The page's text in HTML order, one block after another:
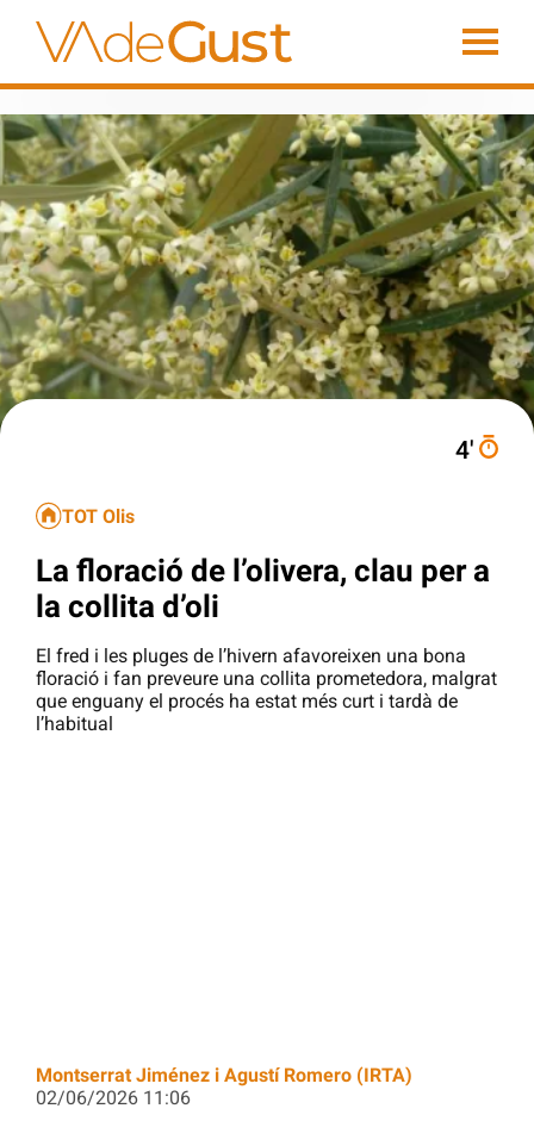
4′
TOT Olis
La floració de l’olivera, clau per a
la collita d’oli
El fred i les pluges de l’hivern afavoreixen una bona
floració i fan preveure una collita prometedora, malgrat
que enguany el procés ha estat més curt i tardà de
l’habitual
Montserrat Jiménez i Agustí Romero (IRTA)
02/06/2026 11:06